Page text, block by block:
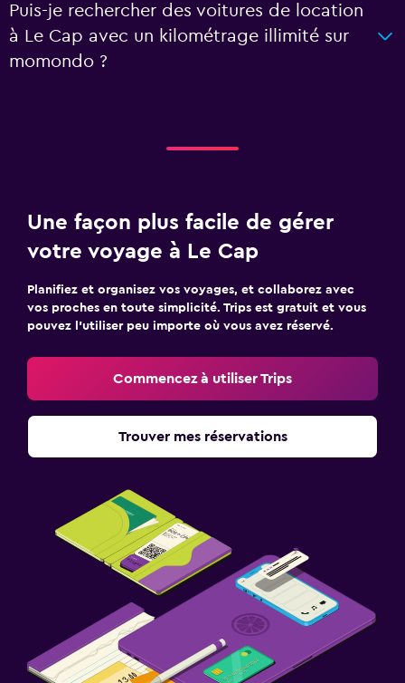
Puis-je rechercher des voitures de location
à Le Cap avec un kilométrage illimité sur
momondo ?
Une façon plus facile de gérer
votre voyage à Le Cap
Planifiez et organisez vos voyages, et collaborez avec
vos proches en toute simplicité. Trips est gratuit et vous
pouvez l’utiliser peu importe où vous avez réservé.
Commencez à utiliser Trips
Trouver mes réservations